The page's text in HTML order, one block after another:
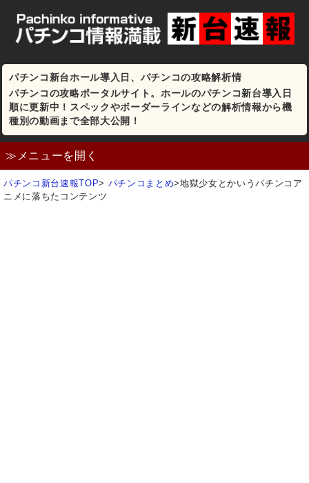
パチンコ新台ホール導入日、パチンコの攻略解析情
パチンコの攻略ポータルサイト。ホールのパチンコ新台導入日
順に更新中！スペックやボーダーラインなどの解析情報から機
種別の動画まで全部大公開！
≫メニューを開く
パチンコ新台速報TOP> パチンコまとめ>地獄少女とかいうパチンコア
ニメに落ちたコンテンツ